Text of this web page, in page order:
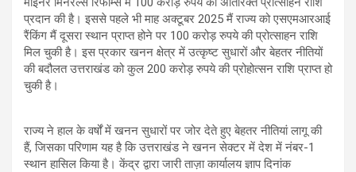
प्रदान की है। इससे पहले भी माह अक्टूबर 2025 मैं राज्य को एसएमआरआई
रैंकिंग मैं दूसरा स्थान प्राप्त होने पर 100 करोड़ रुपये की प्रोत्साहन राशि
मिल चुकी है। इस प्रकार खनन क्षेत्र में उत्कृष्ट सुधारों और बेहतर नीतियों
की बदौलत उत्तराखंड को कुल 200 करोड़ रुपये की प्रोहोत्सन राशि प्राप्त हो
चुकी है।
राज्य ने हाल के वर्षों में खनन सुधारों पर जोर देते हुए बेहतर नीतियां लागू की
हैं, जिसका परिणाम यह है कि उत्तराखंड ने खनन सेक्टर में देश में नंबर-1
स्थान हासिल किया है। केंद्र द्वारा जारी ताज़ा कार्यालय ज्ञाप दिनांक